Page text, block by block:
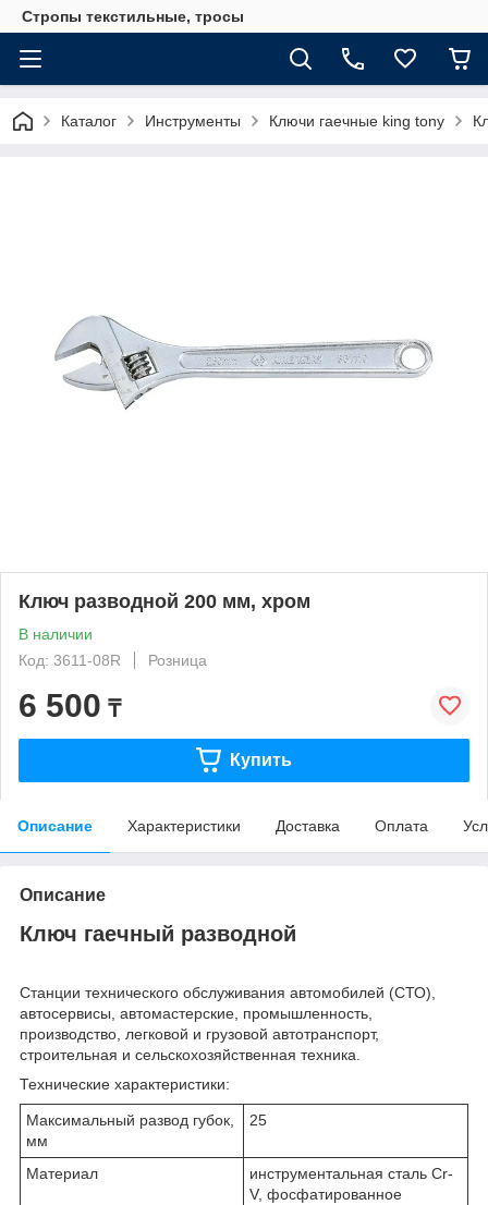
Стропы текстильные, тросы
Каталог Инструменты Ключи гаечные king tony
Ключ разводной 200 мм, хром
В наличии
Код: 3611-08R
Розница
6 500 ₸
Купить
Описание Характеристики Доставка Оплата
Описание
Ключ гаечный разводной
Станции технического обслуживания автомобилей (СТО),
автосервисы, автомастерские, промышленность,
производство, легковой и грузовой автотранспорт,
строительная и сельскохозяйственная техника.
Технические характеристики:
Максимальный развод губок,
мм
25
Материал
инструментальная сталь Cr-
V, фосфатированное